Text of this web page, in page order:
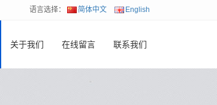
语言选择： 简体中文 English
关于我们 在线留言 联系我们